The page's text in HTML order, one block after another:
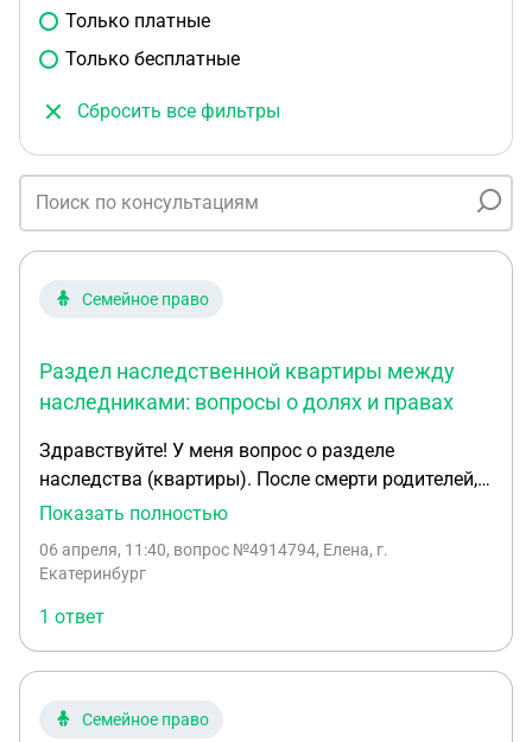
Только платные
Только бесплатные
Сбросить все фильтры
Семейное право
Раздел наследственной квартиры между
наследниками: вопросы о долях и правах
Здравствуйте! У меня вопрос о разделе
наследства (квартиры). После смерти родителей,
наследники - я и мой брат, но он прописан в
заявление о вступление в право наследства
Украине). За все это время в квартире
периодически проживал брат. В 2024 году брат
погиб на СВО, его жена подала на меня иск в суд
от себя и от не совершено летнего сына, о
признании долей наследства. У меня вопрос:
Показать полностью
06 апреля, 11:40, вопрос №4914794, Елена, г.
Екатеринбург
1 ответ
Семейное право